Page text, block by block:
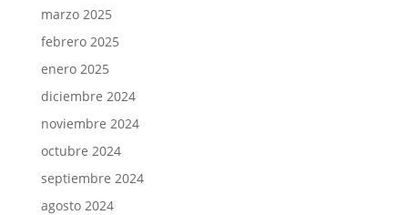
marzo 2025
febrero 2025
enero 2025
diciembre 2024
noviembre 2024
octubre 2024
septiembre 2024
agosto 2024